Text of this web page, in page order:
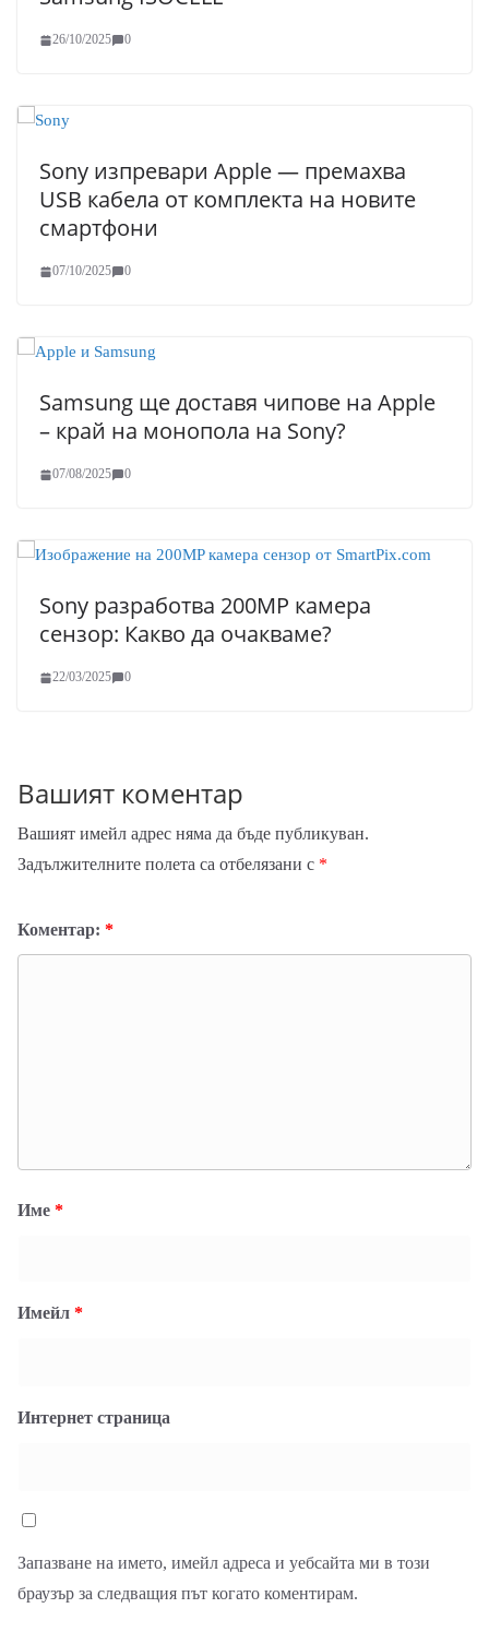
26/10/2025 0
Sony изпревари Apple — премахва
USB кабела от комплекта на новите
смартфони
07/10/2025 0
Samsung ще доставя чипове на Apple
– край на монопола на Sony?
07/08/2025 0
Sony разработва 200MP камера
сензор: Какво да очакваме?
22/03/2025 0
Вашият коментар
Вашият имейл адрес няма да бъде публикуван.
Задължителните полета са отбелязани с *
Коментар: *
Име *
Имейл *
Интернет страница
Запазване на името, имейл адреса и уебсайта ми в този
браузър за следващия път когато коментирам.